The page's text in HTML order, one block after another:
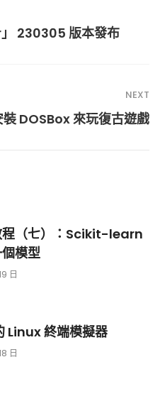
230305 版本發布
NEXT
DOSBox 來玩復古遊戲
程（七）：Scikit-learn
模型
日
Linux 終端模擬器
日